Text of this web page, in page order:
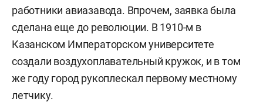
работники авиазавода. Впрочем, заявка была
сделана еще до революции. В 1910-м в
Казанском Императорском университете
создали воздухоплавательный кружок, и в том
же году город рукоплескал первому местному
летчику.